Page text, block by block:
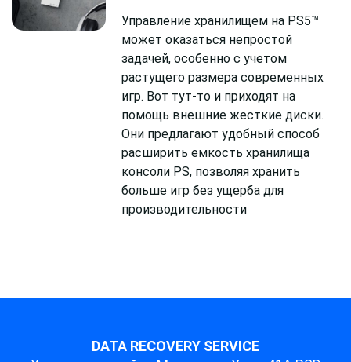
Управление хранилищем на PS5™
может оказаться непростой
задачей, особенно с учетом
растущего размера современных
игр. Вот тут-то и приходят на
помощь внешние жесткие диски.
Они предлагают удобный способ
расширить емкость хранилища
консоли PS, позволяя хранить
больше игр без ущерба для
производительности
DATA RECOVERY SERVICE